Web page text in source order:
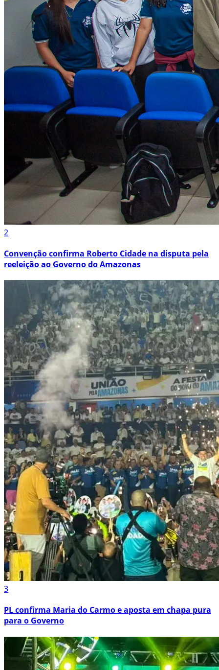
2
Convenção confirma Roberto Cidade na disputa pela
reeleição ao Governo do Amazonas
3
PL confirma Maria do Carmo e aposta em chapa pura
para o Governo